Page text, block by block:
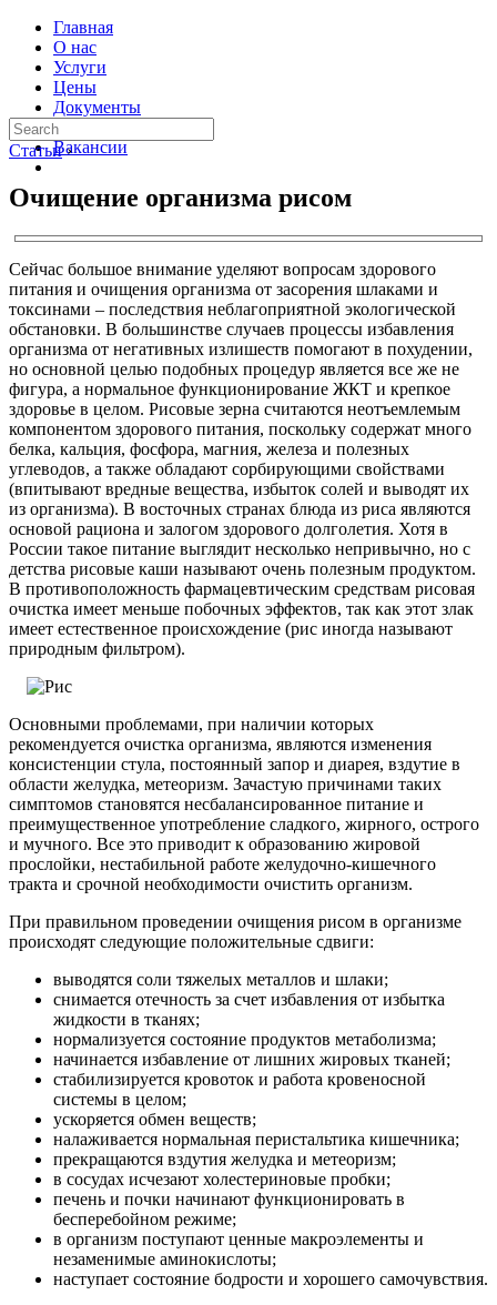
Главная
О нас
Услуги
Цены
Документы
Контакты
Вакансии
Статьи ›
Очищение организма рисом
Сейчас большое внимание уделяют вопросам здорового
питания и очищения организма от засорения шлаками и
токсинами – последствия неблагоприятной экологической
обстановки. В большинстве случаев процессы избавления
организма от негативных излишеств помогают в похудении,
но основной целью подобных процедур является все же не
фигура, а нормальное функционирование ЖКТ и крепкое
здоровье в целом. Рисовые зерна считаются неотъемлемым
компонентом здорового питания, поскольку содержат много
белка, кальция, фосфора, магния, железа и полезных
углеводов, а также обладают сорбирующими свойствами
(впитывают вредные вещества, избыток солей и выводят их
из организма). В восточных странах блюда из риса являются
основой рациона и залогом здорового долголетия. Хотя в
России такое питание выглядит несколько непривычно, но с
детства рисовые каши называют очень полезным продуктом.
В противоположность фармацевтическим средствам рисовая
очистка имеет меньше побочных эффектов, так как этот злак
имеет естественное происхождение (рис иногда называют
природным фильтром).
Основными проблемами, при наличии которых
рекомендуется очистка организма, являются изменения
консистенции стула, постоянный запор и диарея, вздутие в
области желудка, метеоризм. Зачастую причинами таких
симптомов становятся несбалансированное питание и
преимущественное употребление сладкого, жирного, острого
и мучного. Все это приводит к образованию жировой
прослойки, нестабильной работе желудочно-кишечного
тракта и срочной необходимости очистить организм.
При правильном проведении очищения рисом в организме
происходят следующие положительные сдвиги:
выводятся соли тяжелых металлов и шлаки;
снимается отечность за счет избавления от избытка
жидкости в тканях;
нормализуется состояние продуктов метаболизма;
начинается избавление от лишних жировых тканей;
стабилизируется кровоток и работа кровеносной
системы в целом;
ускоряется обмен веществ;
налаживается нормальная перистальтика кишечника;
прекращаются вздутия желудка и метеоризм;
в сосудах исчезают холестериновые пробки;
печень и почки начинают функционировать в
бесперебойном режиме;
в организм поступают ценные макроэлементы и
незаменимые аминокислоты;
наступает состояние бодрости и хорошего самочувствия.